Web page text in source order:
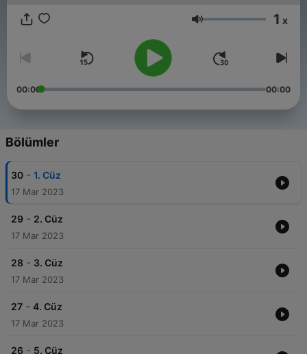
doğrulanmış bir başvuru kaynağıdır. Dijital platformlar
üzerinden sağlanan bu erişim, dinleyicilerin her ortamda kutsal
kitabın Türkçe açıklamalarına ulaşmasına olanak tanımaktadır.
Ses 1 x
00:00 00:00
Bölümler
30 - 1. Cüz
17 Mar 2023
29 - 2. Cüz
17 Mar 2023
28 - 3. Cüz
17 Mar 2023
27 - 4. Cüz
17 Mar 2023
26 - 5. Cüz